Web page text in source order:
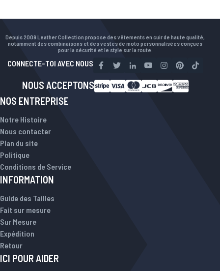
Depuis 2009 Leather Collection propose des vêtements en cuir de haute qualité,
notamment des combinaisons et des vestes de moto personnalisées conçues
pour la sécurité et le style sur la route.
CONNECTE-TOI AVEC NOUS
NOUS ACCEPTONS
NOS ENTREPRISE
Notre Histoire
Nous contacter
Plan du site
Politique
Conditions de Service
INFORMATION
Guide des Tailles
Fait sur mesure
Sur Mesure
Expédition
Retour
ICI POUR AIDER